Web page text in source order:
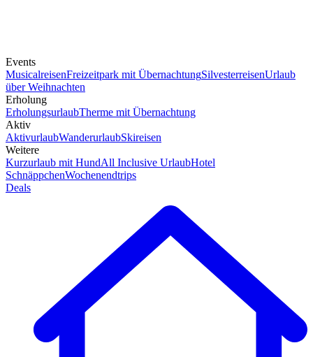
Events
MusicalreisenFreizeitpark mit ÜbernachtungSilvesterreisenUrlaub
über Weihnachten
Erholung
ErholungsurlaubTherme mit Übernachtung
Aktiv
AktivurlaubWanderurlaubSkireisen
Weitere
Kurzurlaub mit HundAll Inclusive UrlaubHotel
SchnäppchenWochenendtrips
Deals